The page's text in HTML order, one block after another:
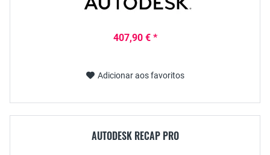
407,90 € *
Adicionar aos favoritos
AUTODESK RECAP PRO